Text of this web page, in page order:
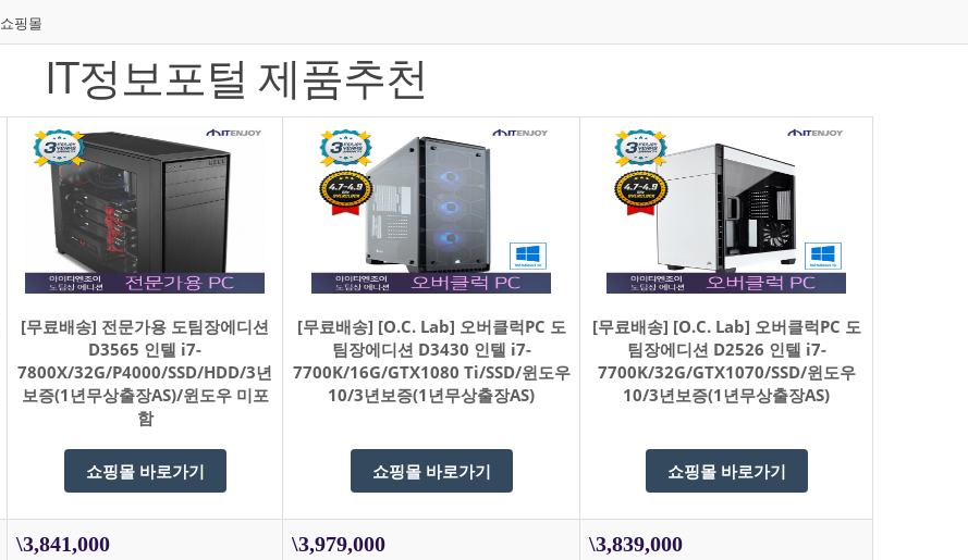
쇼핑몰
IT정보포털 제품추천
[무료배송] 전문가용 도팀장에디션
D3565 인텔 i7-
7800X/32G/P4000/SSD/HDD/3년
보증(1년무상출장AS)/윈도우 미포
함
[무료배송] [O.C. Lab] 오버클럭PC 도
팀장에디션 D3430 인텔 i7-
7700K/16G/GTX1080 Ti/SSD/윈도우
10/3년보증(1년무상출장AS)
[무료배송] [O.C. Lab] 오버클럭PC 도
팀장에디션 D2526 인텔 i7-
7700K/32G/GTX1070/SSD/윈도우
10/3년보증(1년무상출장AS)
쇼핑몰 바로가기 쇼핑몰 바로가기 쇼핑몰 바로가기
\3,841,000 \3,979,000 \3,839,000